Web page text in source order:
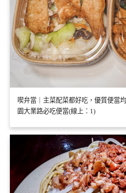
喫弁當｜主菜配菜都好吃，優質便當
園大業路必吃便當(線上：1)